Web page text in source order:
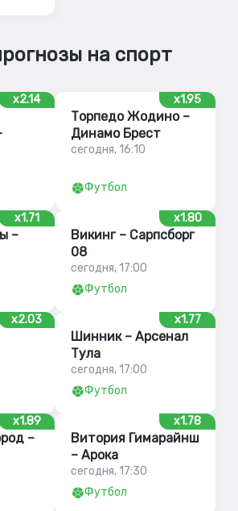
на спорт
x2.14 x1.95
Торпедо Жодино –
Динамо Брест
сегодня, 16:10
Футбол
x1.71
–
x1.80
Викинг – Сарпсборг
08
сегодня, 17:00
Футбол
x2.03 x1.77
Шинник – Арсенал
Тула
сегодня, 17:00
Футбол
x1.89
–
x1.78
Витория Гимарайнш
– Арока
сегодня, 17:30
Футбол